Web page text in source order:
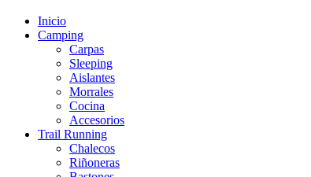
Inicio
Camping
Carpas
Sleeping
Aislantes
Morrales
Cocina
Accesorios
Trail Running
Chalecos
Riñoneras